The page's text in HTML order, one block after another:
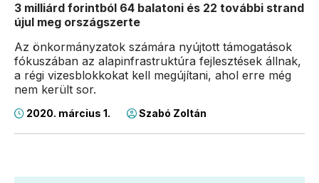
3 milliárd forintból 64 balatoni és 22 további strand
újul meg országszerte
Az önkormányzatok számára nyújtott támogatások
fókuszában az alapinfrastruktúra fejlesztések állnak,
a régi vizesblokkokat kell megújítani, ahol erre még
nem került sor.
2020. március 1. Szabó Zoltán